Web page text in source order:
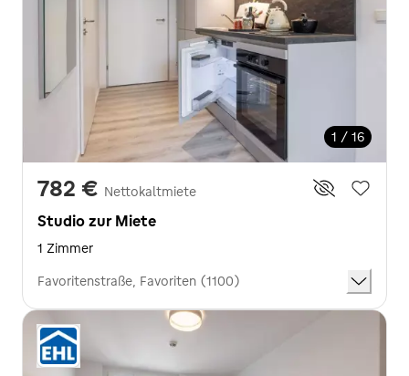
1 / 16
782 € Nettokaltmiete
Studio zur Miete
1 Zimmer
Favoritenstraße, Favoriten (1100)